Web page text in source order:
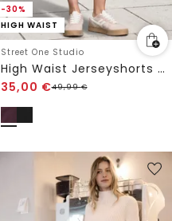
-30%
HIGH WAIST
Street One Studio
High Waist Jerseyshorts mit Knopfdetail
35,00 €49,99€